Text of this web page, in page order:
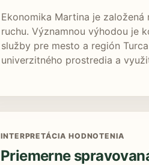
Ekonomika Martina je
ruchu. Významnou výhodou je
služby pre mesto a región
univerzitného prostredia a
INTERPRETÁCIA HODNOTENIA
Priemerne